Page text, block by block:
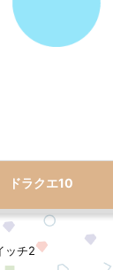
ドラクエ10
ッチ2